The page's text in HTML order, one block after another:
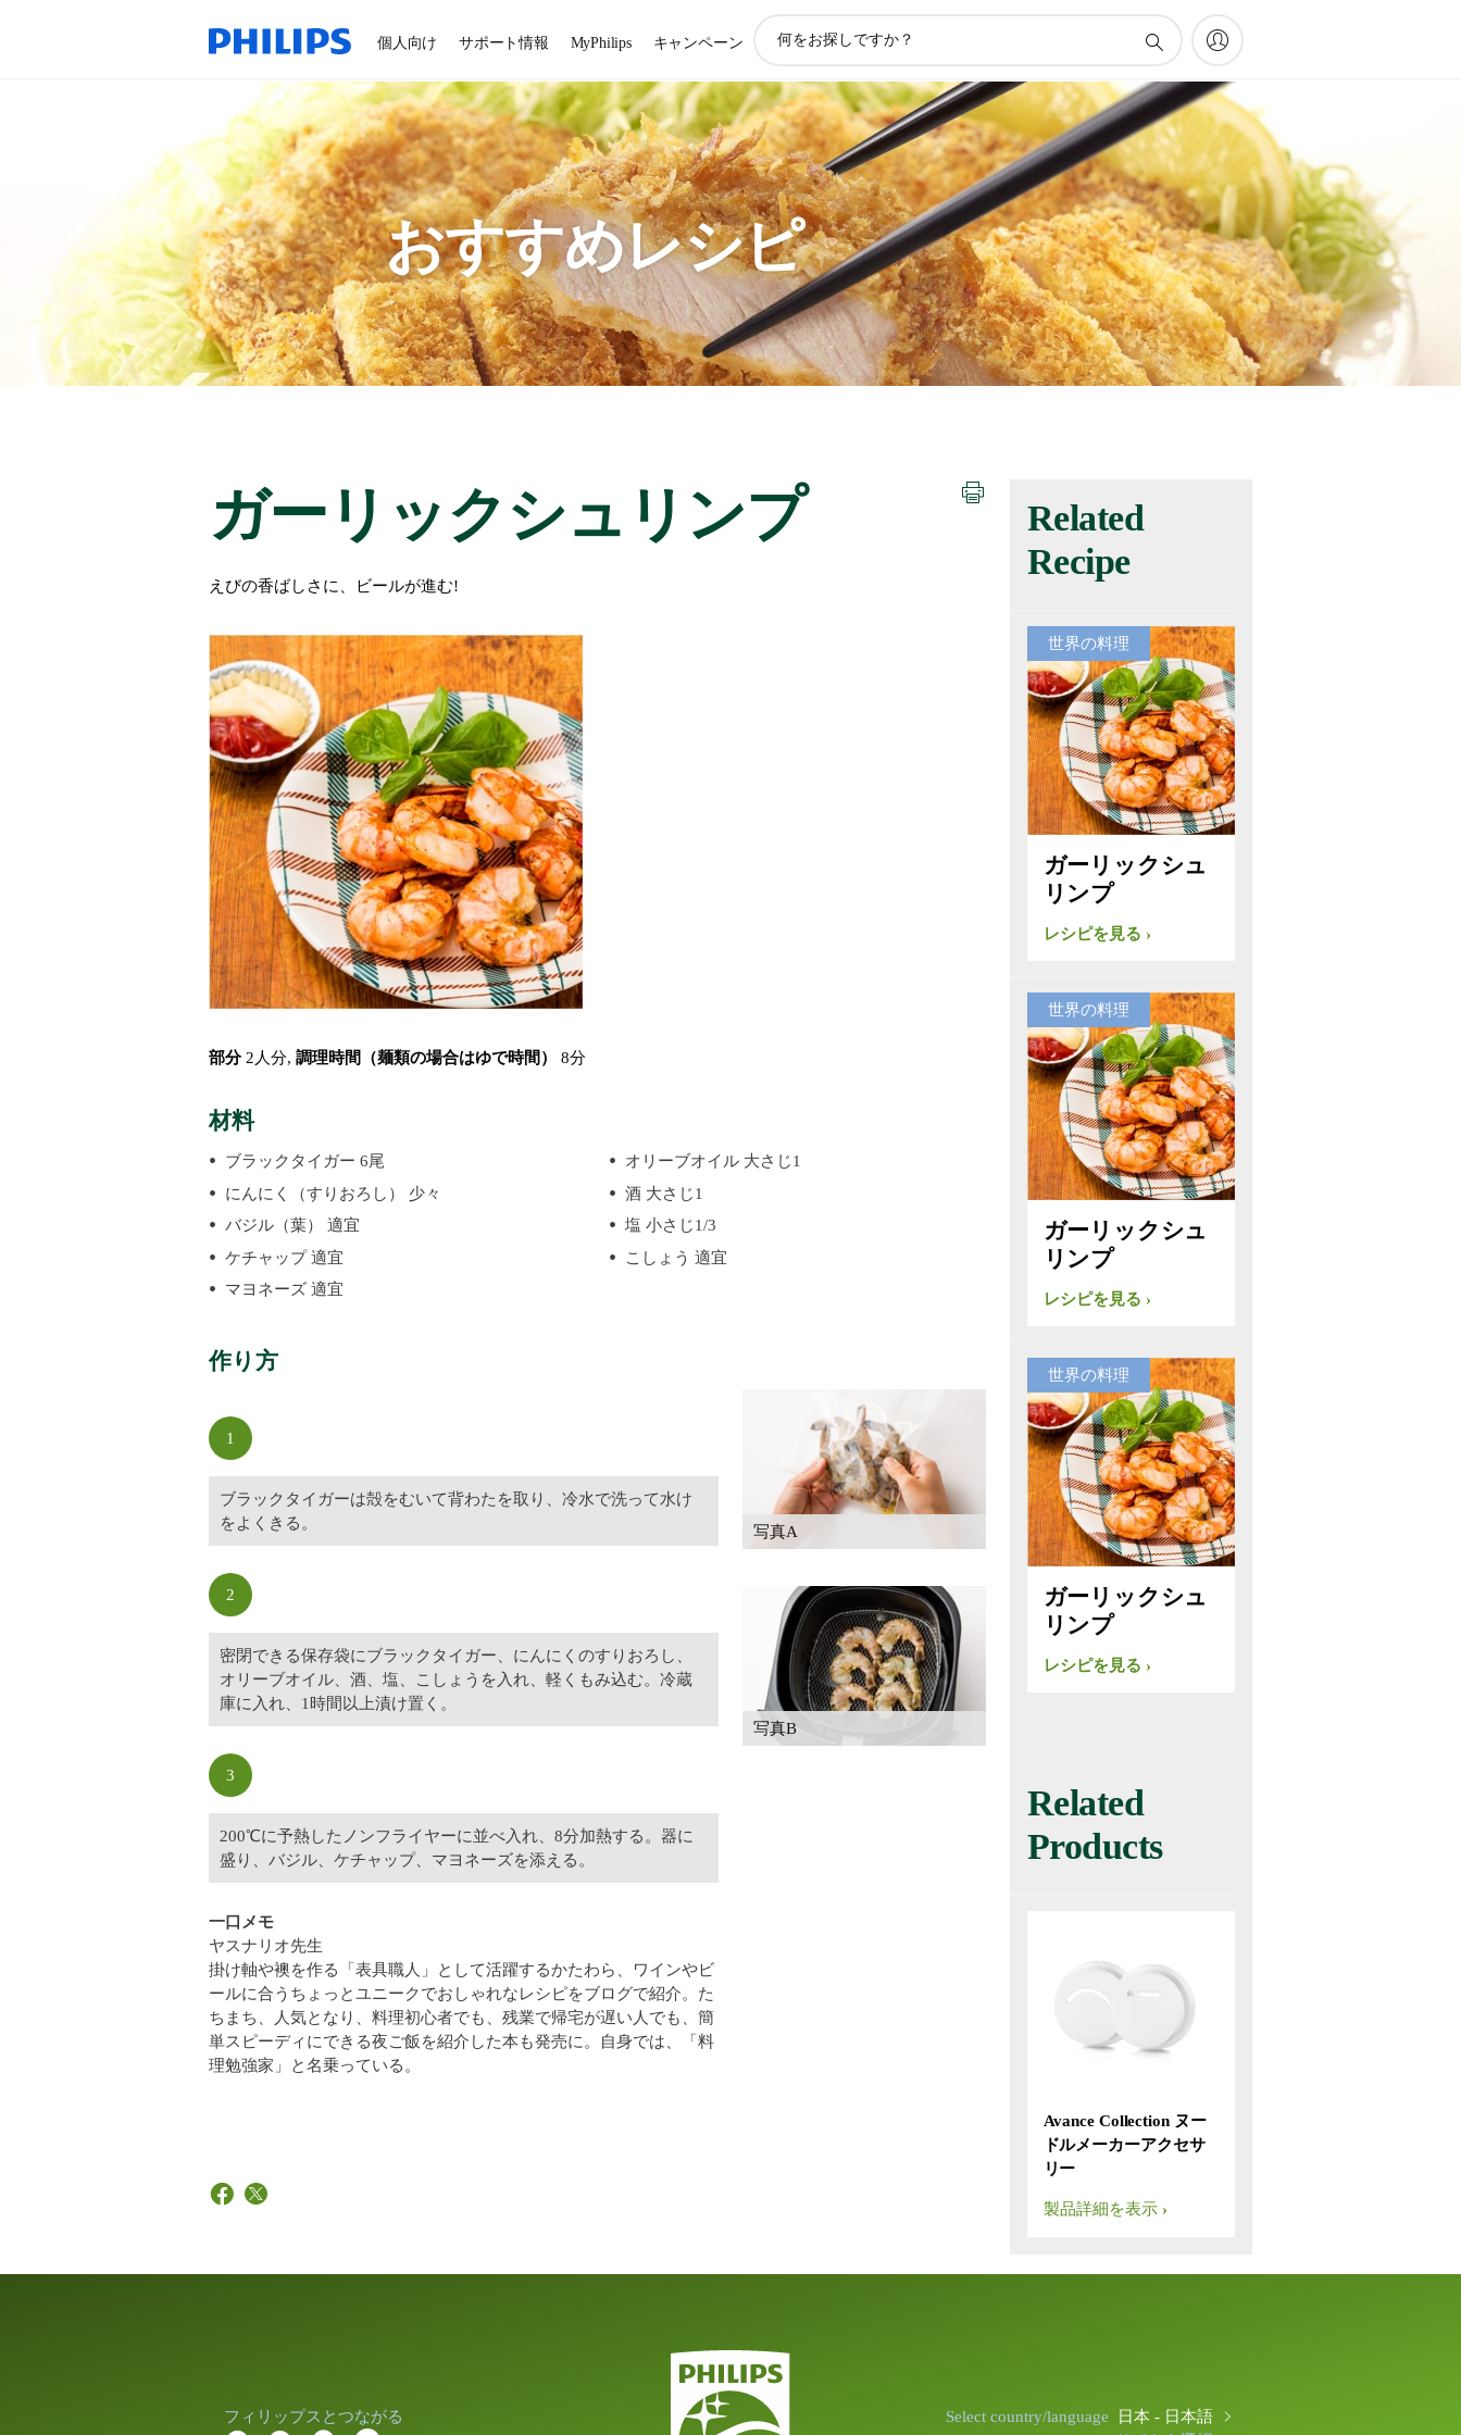
個人向け サポート情報 MyPhilips キャンペーン
ン
サ
ポ
ー
ト
検
索
おすすめレシピ
ガーリックシュリンプ
えびの香ばしさに、ビールが進む!
部分 2人分, 調理時間（麺類の場合はゆで時間） 8分
材料
ブラックタイガー 6尾
にんにく（すりおろし） 少々
バジル（葉） 適宜
ケチャップ 適宜
マヨネーズ 適宜
オリーブオイル 大さじ1
酒 大さじ1
塩 小さじ1/3
こしょう 適宜
作り方
1
ブラックタイガーは殻をむいて背わたを取り、冷水で洗って水け
をよくきる。
2
密閉できる保存袋にブラックタイガー、にんにくのすりおろし、
オリーブオイル、酒、塩、こしょうを入れ、軽くもみ込む。冷蔵
庫に入れ、1時間以上漬け置く。
3
200℃に予熱したノンフライヤーに並べ入れ、8分加熱する。器に
盛り、バジル、ケチャップ、マヨネーズを添える。
一口メモ
ヤスナリオ先生
掛け軸や襖を作る「表具職人」として活躍するかたわら、ワインやビ
ールに合うちょっとユニークでおしゃれなレシピをブログで紹介。た
ちまち、人気となり、料理初心者でも、残業で帰宅が遅い人でも、簡
単スピーディにできる夜ご飯を紹介した本も発売に。自身では、「料
理勉強家」と名乗っている。
写真A
写真B
Related
Recipe
世界の料理
ガーリックシュ
リンプ
レシピを見る
世界の料理
ガーリックシュ
リンプ
レシピを見る
世界の料理
ガーリックシュ
リンプ
レシピを見る
Related
Products
Avance Collection ヌー
ドルメーカーアクセサ
リー
製品詳細を表示
フィリップスとつながる Select country/language
日本 - 日本語